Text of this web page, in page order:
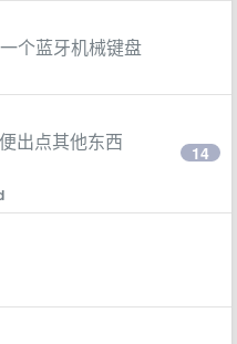
个蓝牙机械键盘
出点其他东西
14